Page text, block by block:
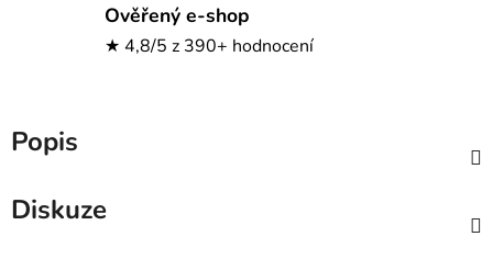
Ověřený e-shop
★ 4,8/5 z 390+ hodnocení
Popis
Diskuze